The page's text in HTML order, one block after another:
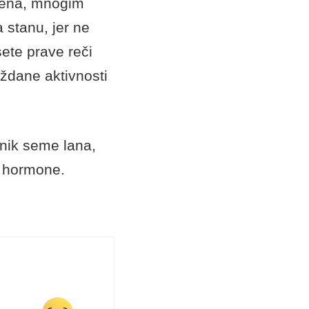
stanu, jer ne
prave reči
aktivnosti
seme lana,